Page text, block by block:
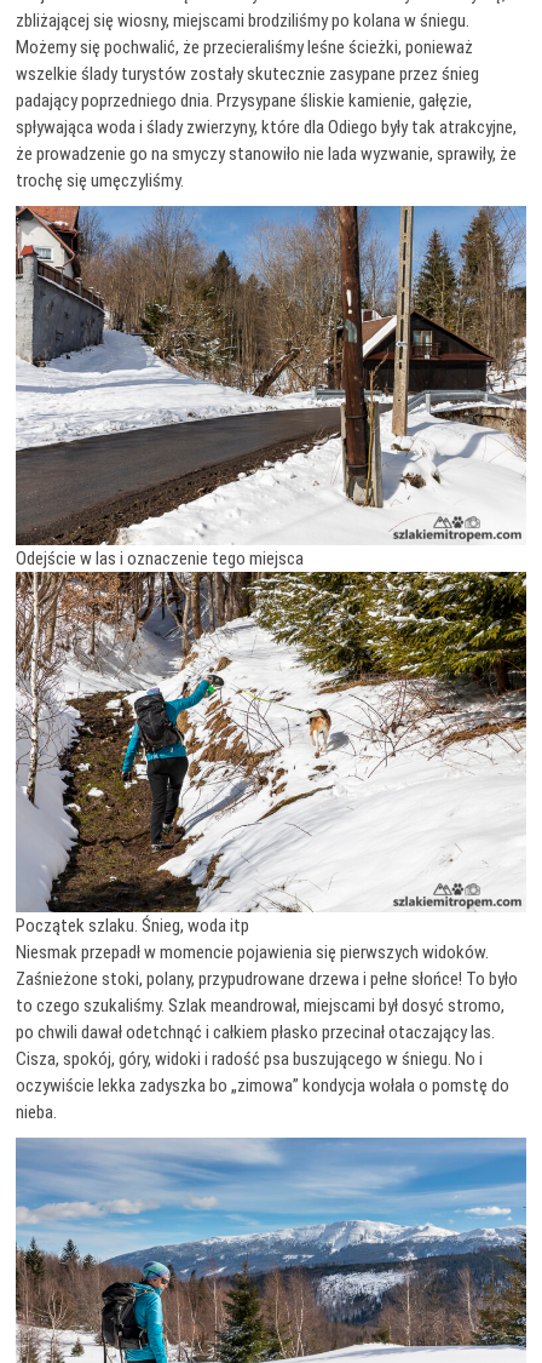
zbliżającej się wiosny, miejscami brodziliśmy po kolana w śniegu.
Możemy się pochwalić, że przecieraliśmy leśne ścieżki, ponieważ
wszelkie ślady turystów zostały skutecznie zasypane przez śnieg
padający poprzedniego dnia. Przysypane śliskie kamienie, gałęzie,
spływająca woda i ślady zwierzyny, które dla Odiego były tak atrakcyjne,
że prowadzenie go na smyczy stanowiło nie lada wyzwanie, sprawiły, że
trochę się umęczyliśmy.
Odejście w las i oznaczenie tego miejsca
Początek szlaku. Śnieg, woda itp
Niesmak przepadł w momencie pojawienia się pierwszych widoków.
Zaśnieżone stoki, polany, przypudrowane drzewa i pełne słońce! To było
to czego szukaliśmy. Szlak meandrował, miejscami był dosyć stromo,
po chwili dawał odetchnąć i całkiem płasko przecinał otaczający las.
Cisza, spokój, góry, widoki i radość psa buszującego w śniegu. No i
oczywiście lekka zadyszka bo „zimowa” kondycja wołała o pomstę do
nieba.